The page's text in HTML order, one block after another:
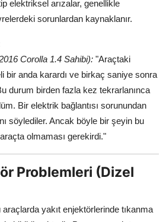
elektriksel arızalar, genellikle
sorunlardan kaynaklanır.
Corolla 1.4 Sahibi): "Araçtaki
bir anda karardı ve birkaç saniye sonra
durum birden fazla kez tekrarlanınca
Bir elektrik bağlantısı sorunundan
söylediler. Ancak böyle bir şeyin bu
olmaması gerekirdi."
Problemleri (Dizel
yakıt enjektörlerinde tıkanma